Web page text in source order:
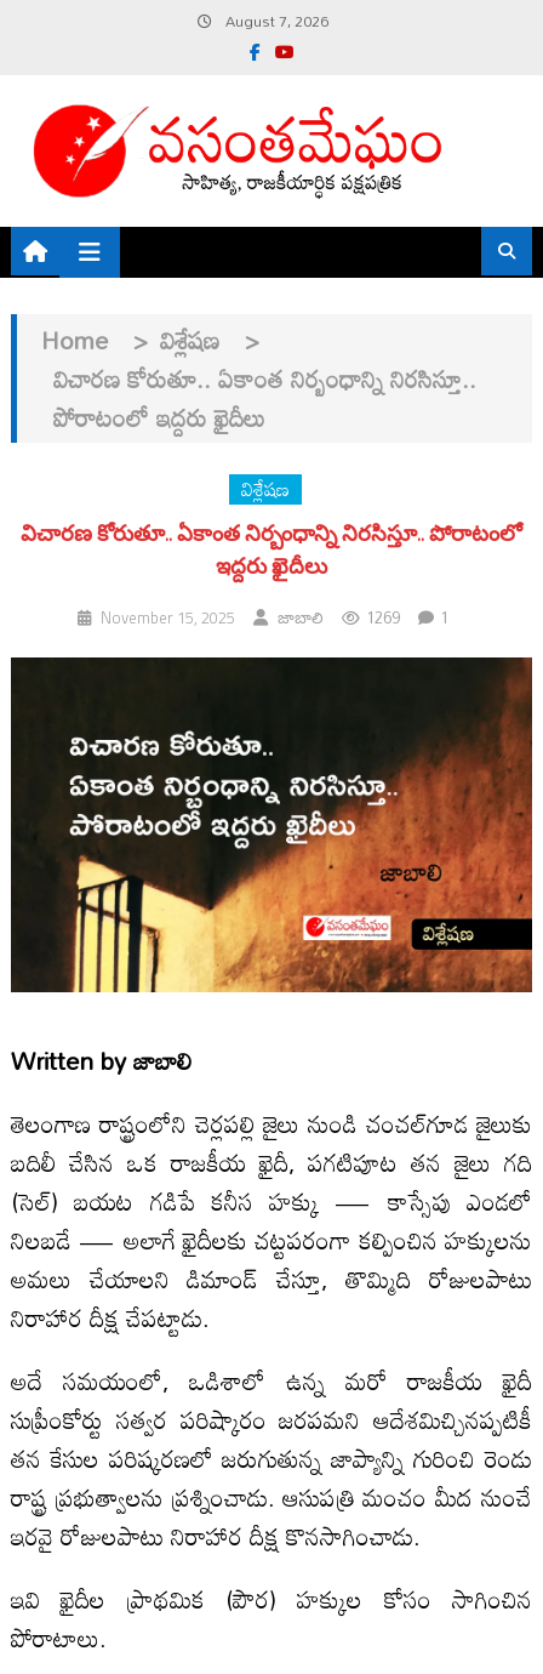
content
August 7, 2026
Home > విశ్లేషణ >
విచారణ కోరుతూ.. ఏకాంత నిర్బంధాన్ని నిరసిస్తూ..
పోరాటంలో ఇద్దరు ఖైదీలు
విశ్లేషణ
విచారణ కోరుతూ.. ఏకాంత నిర్బంధాన్ని నిరసిస్తూ.. పోరాటంలో
ఇద్దరు ఖైదీలు
November 15, 2025 జాబాలి 1269 1
Written byజాబాలి
తెలంగాణ రాష్ట్రంలోని చెర్లపల్లి జైలు నుండి చంచల్‌గూడ జైలుకు
బదిలీ చేసిన ఒక రాజకీయ ఖైదీ, పగటిపూట తన జైలు గది
(సెల్) బయట గడిపే కనీస హక్కు — కాస్సేపు ఎండలో
నిలబడే — అలాగే ఖైదీలకు చట్టపరంగా కల్పించిన హక్కులను
అమలు చేయాలని డిమాండ్ చేస్తూ, తొమ్మిది రోజులపాటు
నిరాహార దీక్ష చేపట్టాడు.
అదే సమయంలో, ఒడిశాలో ఉన్న మరో రాజకీయ ఖైదీ
సుప్రీంకోర్టు సత్వర పరిష్కారం జరపమని ఆదేశమిచ్చినప్పటికీ
తన కేసుల పరిష్కరణలో జరుగుతున్న జాప్యాన్ని గురించి రెండు
రాష్ట్ర ప్రభుత్వాలను ప్రశ్నించాడు. ఆసుపత్రి మంచం మీద నుంచే
ఇరవై రోజులపాటు నిరాహార దీక్ష కొనసాగించాడు.
ఇవి ఖైదీల ప్రాథమిక (పౌర) హక్కుల కోసం సాగించిన
పోరాటాలు.